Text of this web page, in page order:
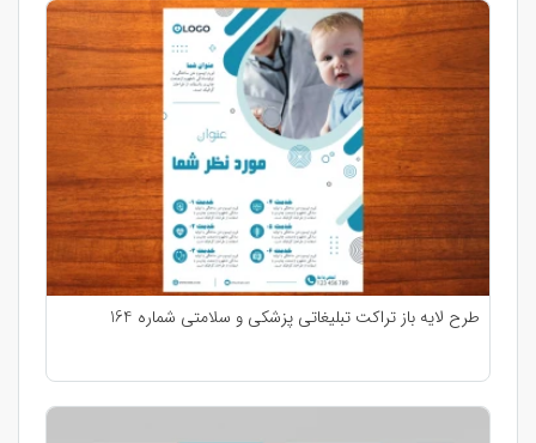
طرح لایه باز تراکت تبلیغاتی پزشکی و سلامتی شماره 164